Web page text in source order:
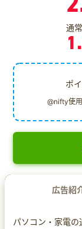
通
ポ
@nifty使
広告紹
パソコン・家電